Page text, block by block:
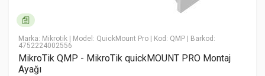
* Yorumunuz
Marka: Mikrotik | Model: QuickMount Pro | Kod: QMP
| Barkod:
4752224002556
MikroTik QMP - MikroTik quickMOUNT PRO Montaj
Ayağı